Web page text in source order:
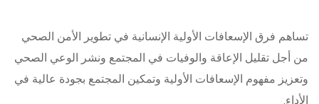
تساهم فرق الإسعافات الأولية الإنسانية في تطوير الأمن الصحي
من أجل تقليل الإعاقة والوفيات في المجتمع ونشر الوعي الصحي
وتعزيز مفهوم الإسعافات الأولية وتمكين المجتمع بجودة عالية في
الأداء.